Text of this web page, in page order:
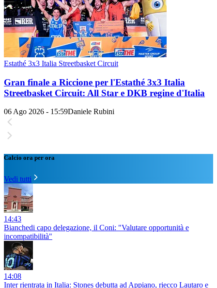
Estathé 3x3 Italia Streetbasket Circuit
Gran finale a Riccione per l'Estathé 3x3 Italia
Streetbasket Circuit: All Star e DKB regine d'Italia
06 Ago 2026 - 15:59Daniele Rubini
Calcio ora per ora
Vedi tutti
14:43
Bianchedi capo delegazione, il Coni: "Valutare opportunità e
incompatibilità"
14:08
Inter rientrata in Italia: Stones debutta ad Appiano, riecco Lautaro e